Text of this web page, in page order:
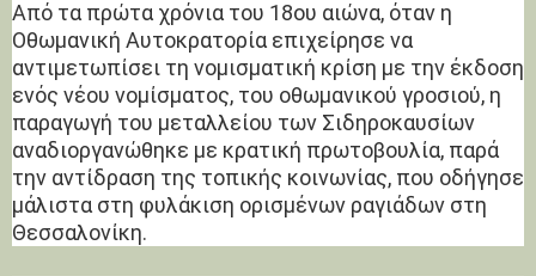
Από τα πρώτα χρόνια του 18ου αιώνα, όταν η
Οθωμανική Αυτοκρατορία επιχείρησε να
αντιμετωπίσει τη νομισματική κρίση με την έκδοση
ενός νέου νομίσματος, του οθωμανικού γροσιού, η
παραγωγή του μεταλλείου των Σιδηροκαυσίων
αναδιοργανώθηκε με κρατική πρωτοβουλία, παρά
την αντίδραση της τοπικής κοινωνίας, που οδήγησε
μάλιστα στη φυλάκιση ορισμένων ραγιάδων στη
Θεσσαλονίκη.